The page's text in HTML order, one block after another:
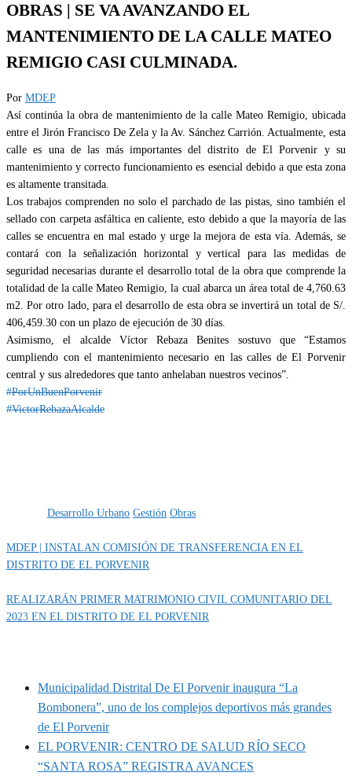
OBRAS | SE VA AVANZANDO EL
MANTENIMIENTO DE LA CALLE MATEO
REMIGIO CASI CULMINADA.
Por MDEP
Así continúa la obra de mantenimiento de la calle Mateo Remigio, ubicada
entre el Jirón Francisco De Zela y la Av. Sánchez Carrión. Actualmente, esta
calle es una de las más importantes del distrito de El Porvenir y su
mantenimiento y correcto funcionamiento es esencial debido a que esta zona
es altamente transitada.
Los trabajos comprenden no solo el parchado de las pistas, sino también el
sellado con carpeta asfáltica en caliente, esto debido a que la mayoría de las
calles se encuentra en mal estado y urge la mejora de esta vía. Además, se
contará con la señalización horizontal y vertical para las medidas de
seguridad necesarias durante el desarrollo total de la obra que comprende la
totalidad de la calle Mateo Remigio, la cual abarca un área total de 4,760.63
m2. Por otro lado, para el desarrollo de esta obra se invertirá un total de S/.
406,459.30 con un plazo de ejecución de 30 días.
Asimismo, el alcalde Víctor Rebaza Benites sostuvo que “Estamos
cumpliendo con el mantenimiento necesario en las calles de El Porvenir
central y sus alrededores que tanto anhelaban nuestros vecinos”.
#PorUnBuenPorvenir
#VictorRebazaAlcalde
Desarrollo Urbano Gestión Obras
MDEP | INSTALAN COMISIÓN DE TRANSFERENCIA EN EL
DISTRITO DE EL PORVENIR
REALIZARÁN PRIMER MATRIMONIO CIVIL COMUNITARIO DEL
2023 EN EL DISTRITO DE EL PORVENIR
Municipalidad Distrital De El Porvenir inaugura “La
Bombonera”, uno de los complejos deportivos más grandes
de El Porvenir
EL PORVENIR: CENTRO DE SALUD RÍO SECO
“SANTA ROSA” REGISTRA AVANCES